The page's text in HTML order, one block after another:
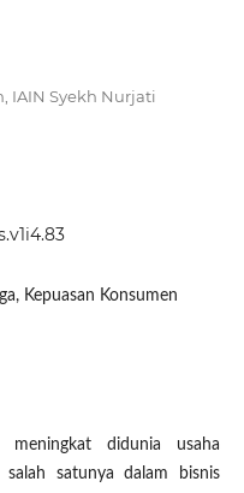
IAIN Syekh Nurjati
Kepuasan Konsumen
didunia usaha
salah satunya dalam bisnis